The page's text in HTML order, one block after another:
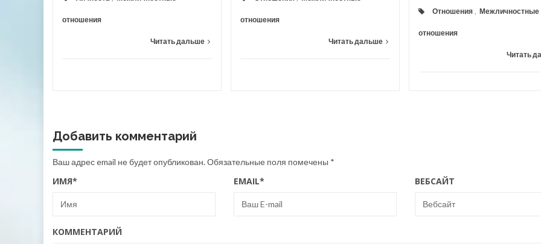
отношения
Читать дальше
отношения
Читать дальше
Отношения Межличностные
отношения
Читать
Добавить комментарий
Ваш адрес email не будет опубликован.Обязательные поля помечены *
ИМЯ* EMAIL* ВЕБСАЙТ
КОММЕНТАРИЙ